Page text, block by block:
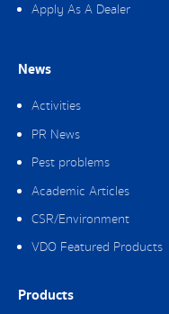
Apply As A Dealer
News
Activities
PR News
Pest problems
Academic Articles
CSR/Environment
VDO Featured Products
Products